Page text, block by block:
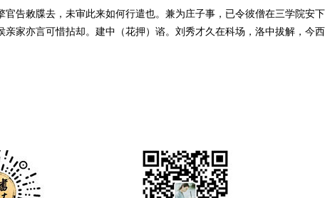
告敕牒去，未审此来如何行遣也。兼为庄子事，已令彼僧在三学院安
家亦言可惜拈却。建中（花押）谘。刘秀才久在科场，洛中拔解，今西